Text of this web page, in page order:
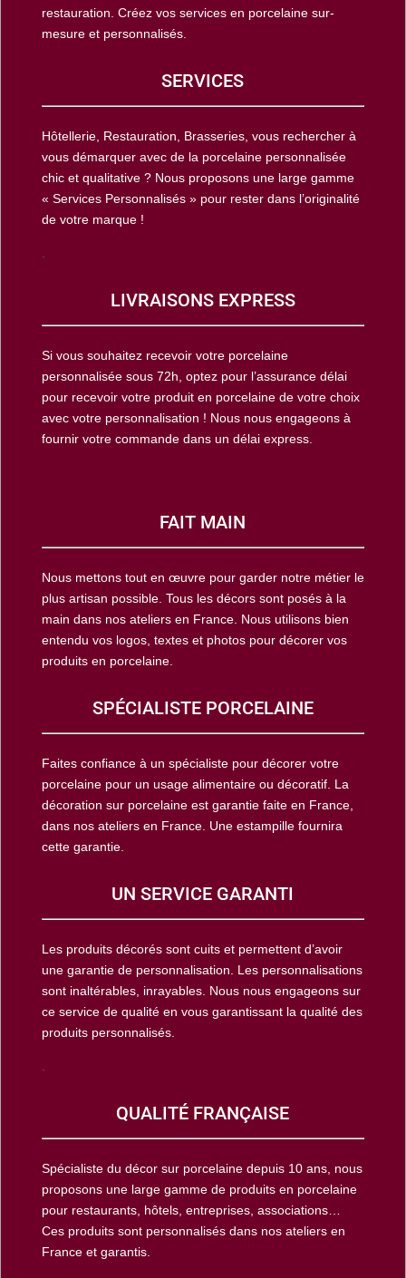
restauration. Créez vos services en porcelaine sur-
mesure et personnalisés.
SERVICES
Hôtellerie, Restauration, Brasseries, vous rechercher à
vous démarquer avec de la porcelaine personnalisée
chic et qualitative ? Nous proposons une large gamme
« Services Personnalisés » pour rester dans l’originalité
de votre marque !
LIVRAISONS EXPRESS
Si vous souhaitez recevoir votre porcelaine
personnalisée sous 72h, optez pour l’assurance délai
pour recevoir votre produit en porcelaine de votre choix
avec votre personnalisation ! Nous nous engageons à
fournir votre commande dans un délai express.
FAIT MAIN
Nous mettons tout en œuvre pour garder notre métier le
plus artisan possible. Tous les décors sont posés à la
main dans nos ateliers en France. Nous utilisons bien
entendu vos logos, textes et photos pour décorer vos
produits en porcelaine.
SPÉCIALISTE PORCELAINE
Faites confiance à un spécialiste pour décorer votre
porcelaine pour un usage alimentaire ou décoratif. La
décoration sur porcelaine est garantie faite en France,
dans nos ateliers en France. Une estampille fournira
cette garantie.
UN SERVICE GARANTI
Les produits décorés sont cuits et permettent d’avoir
une garantie de personnalisation. Les personnalisations
sont inaltérables, inrayables. Nous nous engageons sur
ce service de qualité en vous garantissant la qualité des
produits personnalisés.
QUALITÉ FRANÇAISE
Spécialiste du décor sur porcelaine depuis 10 ans, nous
proposons une large gamme de produits en porcelaine
pour restaurants, hôtels, entreprises, associations…
Ces produits sont personnalisés dans nos ateliers en
France et garantis.